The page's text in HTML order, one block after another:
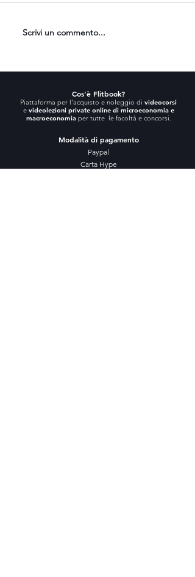
quanto costa.
Scrivi un commento...
Cos'è Flitbook?
Piattaforma per l'acquisto e noleggio di videocorsi
e videolezioni private online di microeconomia e
macroeconomiaper tutte le facoltà e concorsi.
Modalità di pagamento
Paypal
Carta Hype